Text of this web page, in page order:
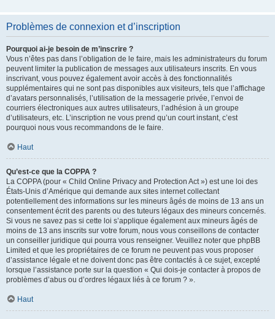
Problèmes de connexion et d’inscription
Pourquoi ai-je besoin de m’inscrire ?
Vous n’êtes pas dans l’obligation de le faire, mais les administrateurs du forum
peuvent limiter la publication de messages aux utilisateurs inscrits. En vous
inscrivant, vous pouvez également avoir accès à des fonctionnalités
supplémentaires qui ne sont pas disponibles aux visiteurs, tels que l’affichage
d’avatars personnalisés, l’utilisation de la messagerie privée, l’envoi de
courriers électroniques aux autres utilisateurs, l’adhésion à un groupe
d’utilisateurs, etc. L’inscription ne vous prend qu’un court instant, c’est
pourquoi nous vous recommandons de le faire.
Haut
Qu’est-ce que la COPPA ?
La COPPA (pour « Child Online Privacy and Protection Act ») est une loi des
États-Unis d’Amérique qui demande aux sites internet collectant
potentiellement des informations sur les mineurs âgés de moins de 13 ans un
consentement écrit des parents ou des tuteurs légaux des mineurs concernés.
Si vous ne savez pas si cette loi s’applique également aux mineurs âgés de
moins de 13 ans inscrits sur votre forum, nous vous conseillons de contacter
un conseiller juridique qui pourra vous renseigner. Veuillez noter que phpBB
Limited et que les propriétaires de ce forum ne peuvent pas vous proposer
d’assistance légale et ne doivent donc pas être contactés à ce sujet, excepté
lorsque l’assistance porte sur la question « Qui dois-je contacter à propos de
problèmes d’abus ou d’ordres légaux liés à ce forum ? ».
Haut